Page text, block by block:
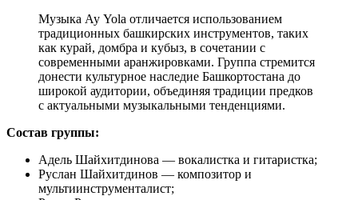
Музыка Ay Yola отличается использованием
традиционных башкирских инструментов, таких
как курай, домбра и кубыз, в сочетании с
современными аранжировками. Группа стремится
донести культурное наследие Башкортостана до
широкой аудитории, объединяя традиции предков
с актуальными музыкальными тенденциями.
Состав группы:
Адель Шайхитдинова — вокалистка и гитаристка;
Руслан Шайхитдинов — композитор и
мультиинструменталист;